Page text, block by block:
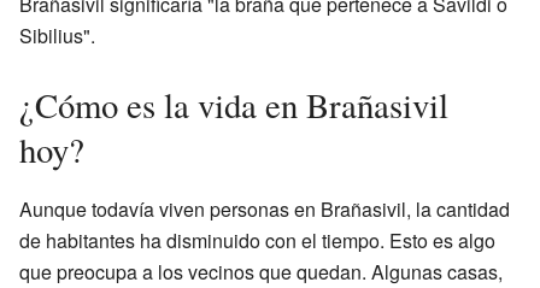
Sibilius".
¿Cómo es la vida en Brañasivil
hoy?
Aunque todavía viven personas en Brañasivil, la cantidad
de habitantes ha disminuido con el tiempo. Esto es algo
que preocupa a los vecinos que quedan. Algunas casas,